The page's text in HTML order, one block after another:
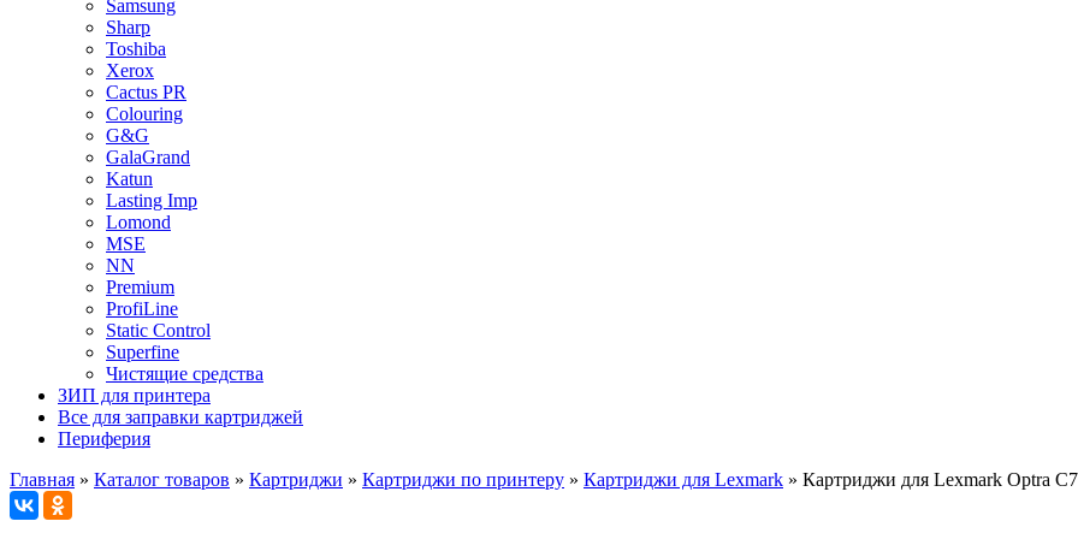
Samsung
Sharp
Toshiba
Xerox
Cactus PR
Colouring
G&G
GalaGrand
Katun
Lasting Imp
Lomond
MSE
NN
Premium
ProfiLine
Static Control
Superfine
Чистящие средства
ЗИП для принтера
Все для заправки картриджей
Периферия
Главная » Каталог товаров » Картриджи » Картриджи по принтеру » Картриджи для Lexmark » Картриджи для Lexmark Optra